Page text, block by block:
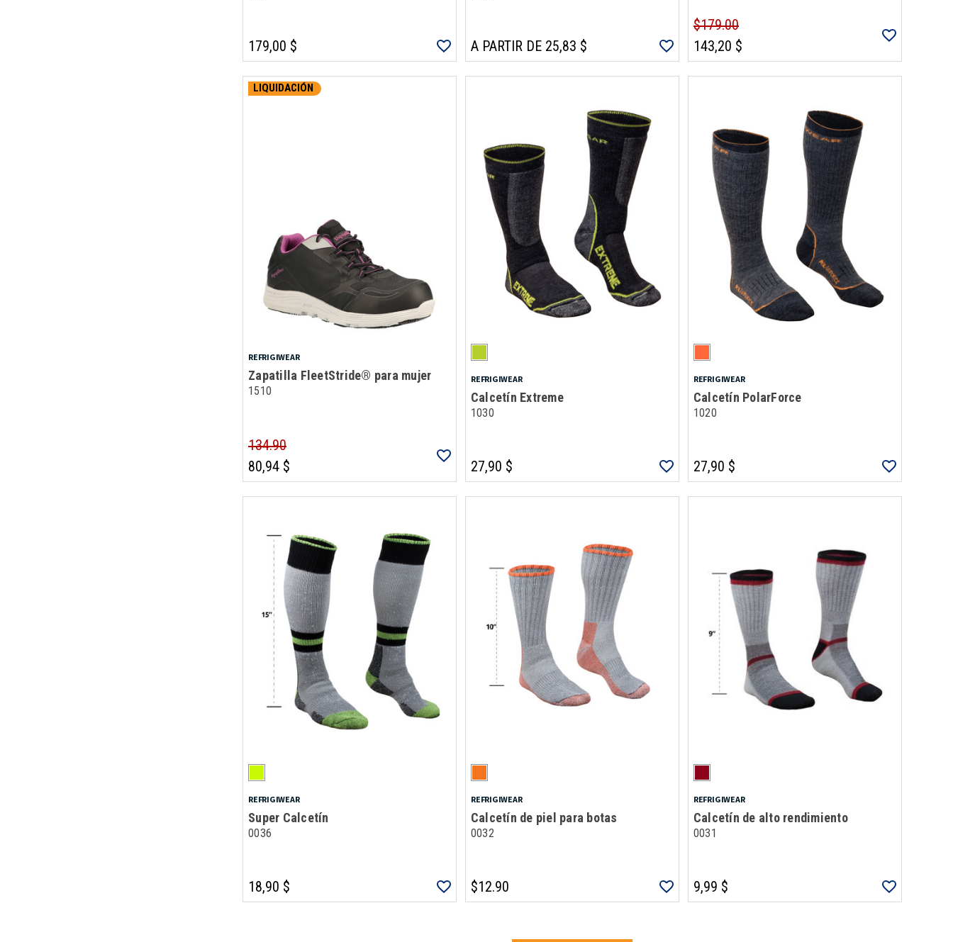
179,00 $ A PARTIR DE 25,83 $
$179.00
143,20 $
LIQUIDACIÓN
REFRIGIWEAR
Zapatilla FleetStride® para mujer
1510
134.90
80,94 $
REFRIGIWEAR
Calcetín Extreme
1030
27,90 $
REFRIGIWEAR
Calcetín PolarForce
1020
27,90 $
REFRIGIWEAR
Super Calcetín
0036
18,90 $
REFRIGIWEAR
Calcetín de piel para botas
0032
$12.90
REFRIGIWEAR
Calcetín de alto rendimiento
0031
9,99 $